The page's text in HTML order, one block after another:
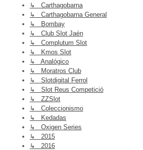
↳ Carthagobarna
↳ Carthagobarna General
↳ Bombay
↳ Club Slot Jaén
↳ Complutum Slot
↳ Kmos Slot
↳ Analógico
↳ Moratros Club
↳ Slotdigital Ferrol
↳ Slot Reus Competició
↳ ZZSlot
↳ Coleccionismo
↳ Kedadas
↳ Oxigen Series
↳ 2015
↳ 2016